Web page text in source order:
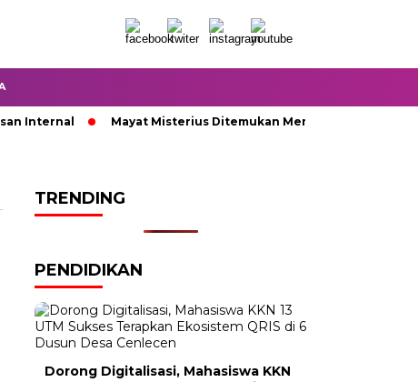
Internal Mayat Misterius Ditemukan Membusuk di Dalam
TRENDING
PENDIDIKAN
Dorong Digitalisasi, Mahasiswa KKN